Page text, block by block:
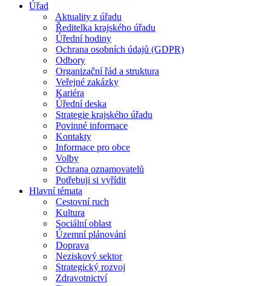
Úřad
Aktuality z úřadu
Ředitelka krajského úřadu
Úřední hodiny
Ochrana osobních údajů (GDPR)
Odbory
Organizační řád a struktura
Veřejné zakázky
Kariéra
Úřední deska
Strategie krajského úřadu
Povinné informace
Kontakty
Informace pro obce
Volby
Ochrana oznamovatelů
Potřebuji si vyřídit
Hlavní témata
Cestovní ruch
Kultura
Sociální oblast
Územní plánování
Doprava
Neziskový sektor
Strategický rozvoj
Zdravotnictví